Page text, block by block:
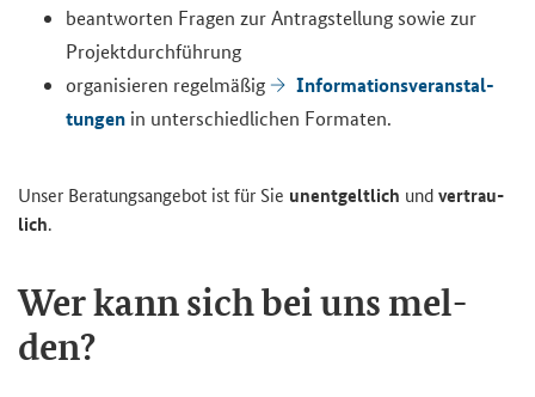
be­ant­wor­ten Fra­gen zur An­trag­stel­lung sowie zur
Pro­jekt­durch­füh­rung
or­ga­ni­sie­ren re­gel­mä­ßig
In­for­ma­ti­ons­ver­an­stal­
tun­gen in un­ter­schied­li­chen For­ma­ten.
Unser Be­ra­tungs­an­ge­bot ist für Sie un­ent­gelt­lich undver­trau­
lich.
Wer kann sich bei uns mel­
den?